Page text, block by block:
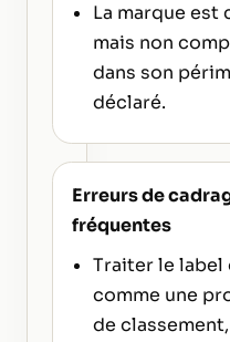
La marque est
mais non
dans son
déclaré.
Erreurs de
fréquentes
Traiter le label
comme une
de